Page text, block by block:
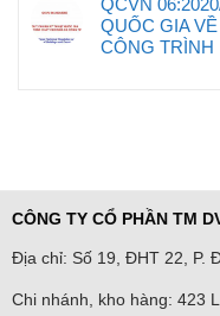
QCVN
QUỐC GIA
CÔNG TRÌNH
CÔNG TY CỔ PHẦN TM
Địa chỉ: Số 19, ĐHT 22, P.
Chi nhánh, kho hàng: 423